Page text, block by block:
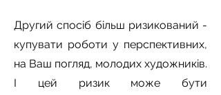
Другий спосіб більш ризикований -
купувати роботи у перспективних,
на Ваш погляд, молодих художників.
І цей ризик може бути